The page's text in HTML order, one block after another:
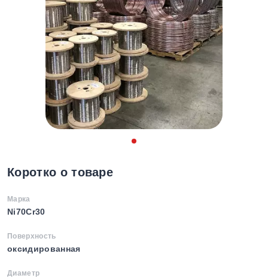
Коротко о товаре
Марка
Ni70Cr30
Поверхность
оксидированная
Диаметр